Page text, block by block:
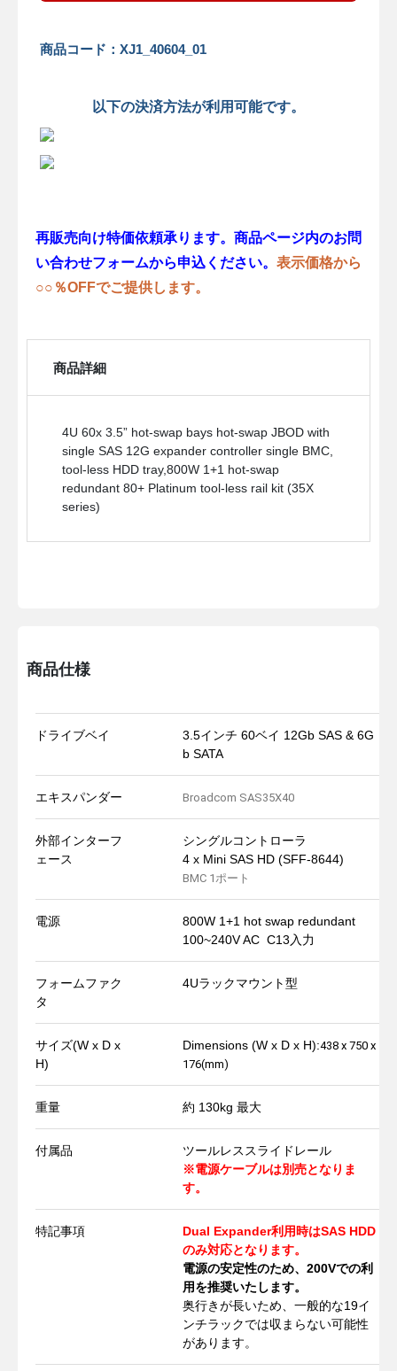
商品コード：XJ1_40604_01
以下の決済方法が利用可能です。
再販売向け特価依頼承ります。商品ページ内のお問
い合わせフォームから申込ください。 表示価格から
○○％OFFでご提供します。
商品詳細
4U 60x 3.5” hot-swap bays hot-swap JBOD with
single SAS 12G expander controller single BMC,
tool-less HDD tray,800W 1+1 hot-swap
redundant 80+ Platinum tool-less rail kit (35X
series)
商品仕様
ドライブベイ
3.5インチ 60ベイ 12Gb SAS & 6G
b SATA
エキスパンダー Broadcom SAS35X40
外部インターフ
ェース
シングルコントローラ
4 x Mini SAS HD (SFF-8644)
BMC 1ポート
電源
800W 1+1 hot swap redundant
100~240V AC C13入力
フォームファク
タ
4Uラックマウント型
サイズ(W x D x
H)
Dimensions (W x D x H):438 x 750 x
176(mm)
重量 約 130kg 最大
付属品
ツールレススライドレール
※電源ケーブルは別売となりま
す。
特記事項
Dual Expander利用時はSAS HDD
のみ対応となります。
電源の安定性のため、200Vでの利
用を推奨いたします。
奥行きが長いため、一般的な19イ
ンチラックでは収まらない可能性
があります。